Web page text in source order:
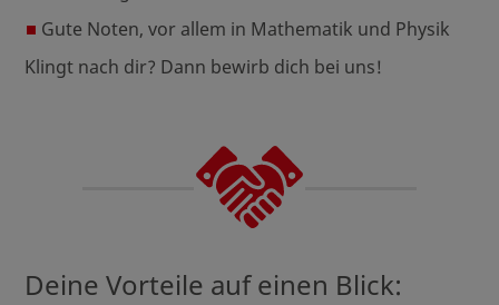
Gute Noten, vor allem in Mathematik und Physik
Klingt nach dir? Dann bewirb dich bei uns!
Deine Vorteile auf einen Blick: